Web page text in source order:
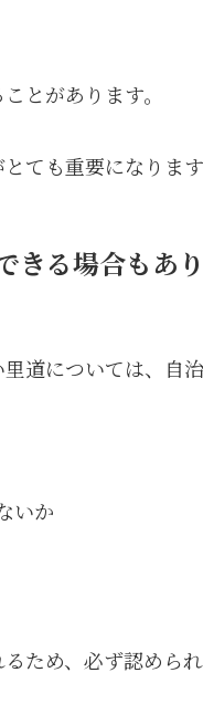
とがあります。
ても重要になります
きる場合もあ
道については、自
いか
ため、必ず認めら